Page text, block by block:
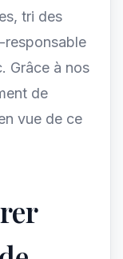
tri des
responsable
Grâce à nos
de
vue de ce